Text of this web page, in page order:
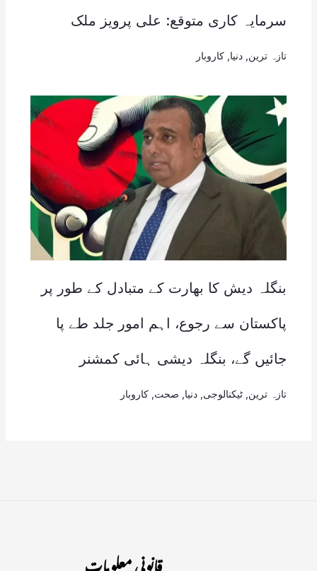
سرمایہ کاری متوقع: علی پرویز ملک
تازہ ترین, دنیا, کاروبار
بنگلہ دیش کا بھارت کے متبادل کے طور پر
پاکستان سے رجوع، اہم امور جلد طے پا
جائیں گے، بنگلہ دیشی ہائی کمشنر
تازہ ترین ٹیکنالوجی دنیا صحت کاروبار
قانونی معلومات